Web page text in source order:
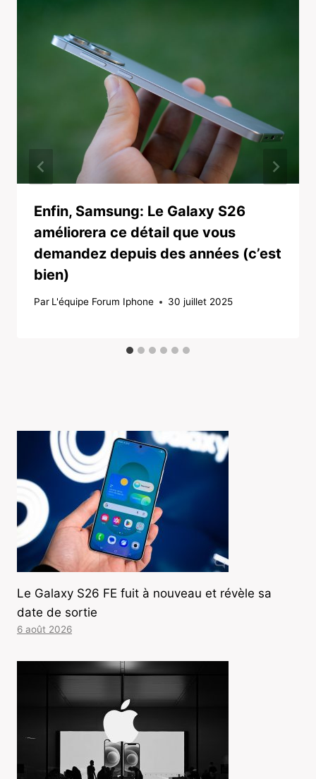
Enfin, Samsung: Le Galaxy S26
améliorera ce détail que vous
demandez depuis des années (c’est
bien)
Par L'équipe Forum Iphone 30 juillet 2025
Le Galaxy S26 FE fuit à nouveau et révèle sa
date de sortie
6 août 2026